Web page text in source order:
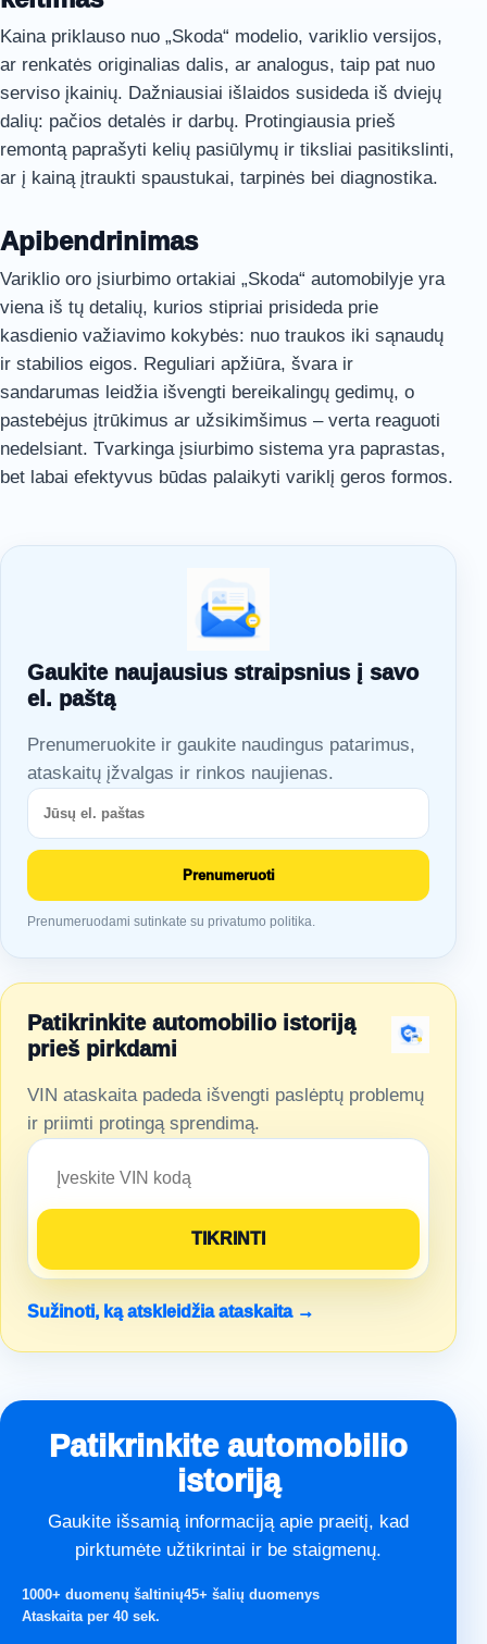
Kaina priklauso nuo „Skoda“ modelio, variklio versijos,
ar renkatės originalias dalis, ar analogus, taip pat nuo
serviso įkainių. Dažniausiai išlaidos susideda iš dviejų
dalių: pačios detalės ir darbų. Protingiausia prieš
remontą paprašyti kelių pasiūlymų ir tiksliai pasitikslinti,
ar į kainą įtraukti spaustukai, tarpinės bei diagnostika.
Apibendrinimas
Variklio oro įsiurbimo ortakiai „Skoda“ automobilyje yra
viena iš tų detalių, kurios stipriai prisideda prie
kasdienio važiavimo kokybės: nuo traukos iki sąnaudų
ir stabilios eigos. Reguliari apžiūra, švara ir
sandarumas leidžia išvengti bereikalingų gedimų, o
pastebėjus įtrūkimus ar užsikimšimus – verta reaguoti
nedelsiant. Tvarkinga įsiurbimo sistema yra paprastas,
bet labai efektyvus būdas palaikyti variklį geros formos.
Gaukite naujausius straipsnius į savo
el. paštą
Prenumeruokite ir gaukite naudingus patarimus,
ataskaitų įžvalgas ir rinkos naujienas.
Prenumeruoti
Prenumeruodami sutinkate su privatumo politika.
Patikrinkite automobilio istoriją
prieš pirkdami
VIN ataskaita padeda išvengti paslėptų problemų
ir priimti protingą sprendimą.
Sužinoti, ką atskleidžia ataskaita →
Patikrinkite automobilio
istoriją
Gaukite išsamią informaciją apie praeitį, kad
pirktumėte užtikrintai ir be staigmenų.
1000+ duomenų šaltinių45+ šalių duomenys
Ataskaita per 40 sek.